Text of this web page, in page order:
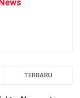
TERBARU